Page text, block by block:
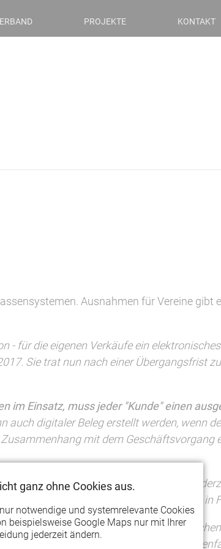
PROJEKTE KONTAKT
Ausnahmen für Vereine gibt
- für die eigenen Verkäufe ein
Sie trat nun nach einer Übergangsfrist
im Einsatz, muss jeder "Kunde" einen
auch digitaler Beleg erstellt werden, wenn
mit dem Geschäftsvorgang
Belegausgabepflicht. Der Verein kann
Kassen oder eine Neuanschaffung nicht in
hier aber eine Verletzung der steuerlichen
Vereinen kann das
ganz ohne Cookies aus.
notwendige und systemrelevante Cookies
beispielsweise Google Maps nur mit Ihrer
jederzeit ändern.